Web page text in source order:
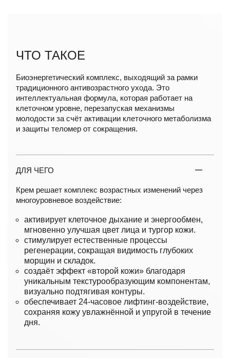
ЧТО ТАКОЕ
Биоэнергетический комплекс, выходящий за рамки
традиционного антивозрастного ухода. Это
интеллектуальная формула, которая работает на
клеточном уровне, перезапуская механизмы
молодости за счёт активации клеточного метаболизма
и защиты теломер от сокращения.
ДЛЯ ЧЕГО
Крем решает комплекс возрастных изменений через
многоуровневое воздействие:
активирует клеточное дыхание и энергообмен,
мгновенно улучшая цвет лица и тургор кожи.
стимулирует естественные процессы
регенерации, сокращая видимость глубоких
морщин и складок.
создаёт эффект «второй кожи» благодаря
уникальным текстурообразующим компонентам,
визуально подтягивая контуры.
обеспечивает 24-часовое лифтинг-воздействие,
сохраняя кожу увлажнённой и упругой в течение
дня.